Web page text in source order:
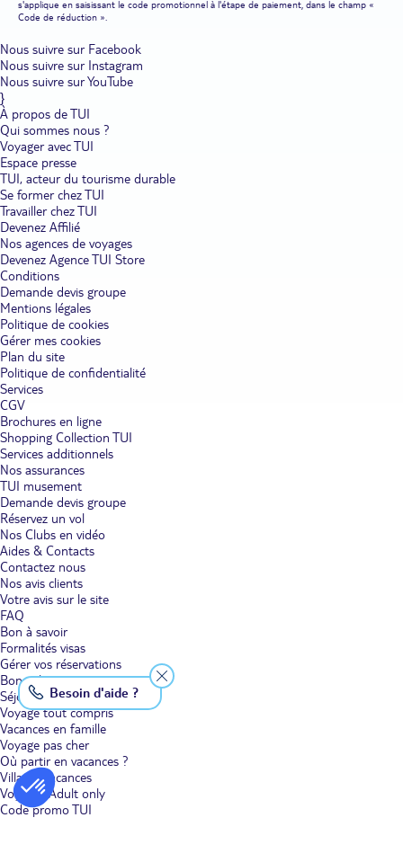
s'applique en saisissant le code promotionnel à l'étape de paiement, dans le champ «
Code de réduction ».
Nous suivre sur Facebook
Nous suivre sur Instagram
Nous suivre sur YouTube
}
À propos de TUI
Qui sommes nous ?
Voyager avec TUI
Espace presse
TUI, acteur du tourisme durable
Se former chez TUI
Travailler chez TUI
Devenez Affilié
Nos agences de voyages
Devenez Agence TUI Store
Conditions
Demande devis groupe
Mentions légales
Politique de cookies
Gérer mes cookies
Plan du site
Politique de confidentialité
Services
CGV
Brochures en ligne
Shopping Collection TUI
Services additionnels
Nos assurances
TUI musement
Demande devis groupe
Réservez un vol
Nos Clubs en vidéo
Aides & Contacts
Contactez nous
Nos avis clients
Votre avis sur le site
FAQ
Bon à savoir
Formalités visas
Gérer vos réservations
Bons plans voyage
Séjour
Voyage tout compris
Vacances en famille
Voyage pas cher
Où partir en vacances ?
Villages vacances
Voyages Adult only
Code promo TUI
Besoin d'aide ?